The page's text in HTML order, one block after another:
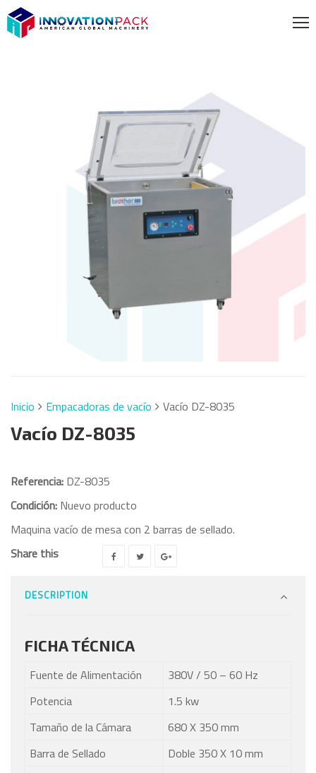
Inicio Empacadoras de vacío Vacío DZ-8035
Vacío DZ-8035
Referencia: DZ-8035
Condición: Nuevo producto
Maquina vacío de mesa con 2 barras de sellado.
Share this
DESCRIPTION
FICHA TÉCNICA
Fuente de Alimentación
380V / 50 – 60 Hz
Potencia
1.5 kw
Tamaño de la Cámara
680 X 350 mm
Barra de Sellado
Doble 350 X 10 mm